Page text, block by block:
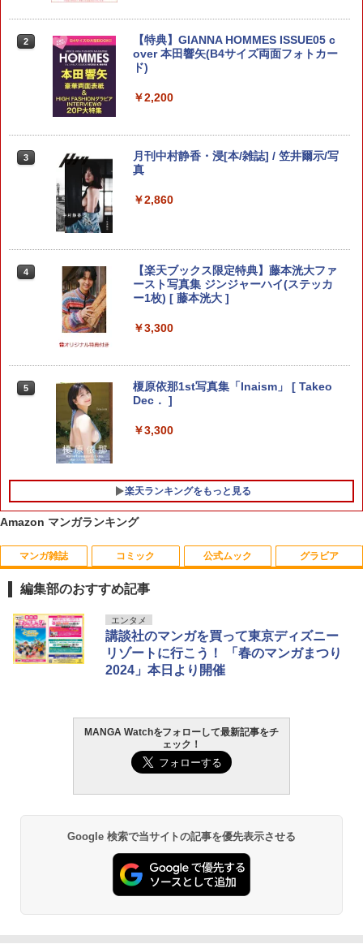
2
【漫画全巻セット】【中古】漂流教室
［PERFECTION!版］ ＜1〜3巻完結＞
楳図かずお
￥4,630
3
騎士に憧れた最強の剣士、騎士家系の落
ちこぼれ令嬢に転生する。（2） （ガン
4
ONE PIECE 第三部 EP9 BOX・お菓子の
国 （ジャンプコミックス ONE PIECE
BOXSET） [ 尾田 栄一郎 ]
￥4,840
5
さむわんへるつ 4 【電子書籍】[ ヤマノ
エイ ]
￥572
2
[新品]てのひら開拓村で異世界建国記～
増えてく嫁たちとのんびり無人島ライフ
～ (1-10巻 最新刊) 全巻セット
￥7,788
3
[新品]クラス最安値で売られた俺は、実
は最強パラメーター (1-10巻 最新刊) 全
4
ちいかわ なんか小さくてかわいいやつ
（8） 【電子書籍】[ ナガノ ]
5
ちいかわ なんか小さくてかわいいやつ
（7） 【電子書籍】[ ナガノ ]
￥1,375
2
【漫画全巻セット】【中古】ういらぶ。
初々しい恋のおはなし ＜1〜11巻完結＞
星森ゆきも
￥920
3
【3980円以上送料無料】聖女じゃなかっ
たので、王宮でのんびりご飯を作ること
山りお／原作 たらんぼマン／キャラク
【送料無料】ガラノノガラ 上／ナコ
￥924
クスDX） [ ひむか 透留 ]
2
【特典】GIANNA HOMMES ISSUE05 c
over 本田響矢(B4サイズ両面フォトカー
ド)
￥2,200
3
月刊中村静香・浸[本/雑誌] / 笠井爾示/写
真
￥2,860
4
【楽天ブックス限定特典】藤本洸大ファ
ースト写真集 ジンジャーハイ(ステッカ
ー1枚) [ 藤本洸大 ]
￥3,300
5
榎原依那1st写真集「Inaism」 [ Takeo
Dec． ]
￥3,300
楽天ランキングをもっと見る
Amazon マンガランキング
マンガ雑誌
1
週刊少年サンデー 2026年36・37合併号
（2026年8月5日発売号） [雑誌]
￥379
COMIC快楽天 2026年 09月号 [雑誌]
￥990
6年8月5日発売] [雑誌]
￥400
コミック
1 ビビビコミック 創刊記念号 ([実用品])
￥935
薬屋のひとりごと 17巻 (デジタル版ビッ
グガンガンコミックス)
ス)
￥1,131
公式ムック
1 F.S.S. EPISODES of 40th MEMORIAL
￥3,630
￥1,650
￥572
グラビア
1
日向坂46 藤嶌果歩 1st写真集 果実の歩
幅
￥2,640
髙野真央1st写真集 まおのこと、
￥3,630
￥3,630
編集部のおすすめ記事
エンタメ
講談社のマンガを買って東京ディズニー
リゾートに行こう！ 「春のマンガまつり
2024」本日より開催
MANGA Watchをフォローして最新記事をチ
ェック！
Google 検索で当サイトの記事を優先表示させる